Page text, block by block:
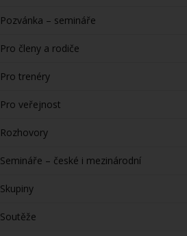
Pozvánka – semináře
Pro členy a rodiče
Pro trenéry
Pro veřejnost
Rozhovory
Semináře – české i mezinárodní
Skupiny
Soutěže